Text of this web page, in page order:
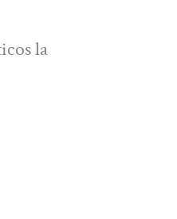
la